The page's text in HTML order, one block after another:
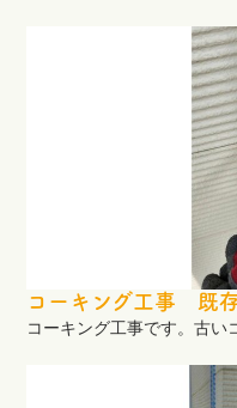
コーキング工事 既
コーキング工事です。古い